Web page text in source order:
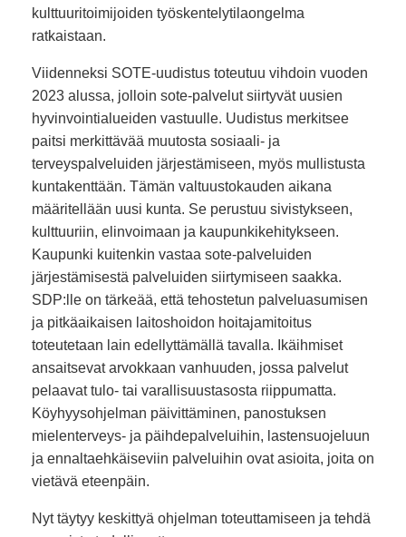
kulttuuritoimijoiden työskentelytilaongelma
ratkaistaan.
Viidenneksi SOTE-uudistus toteutuu vihdoin vuoden
2023 alussa, jolloin sote-palvelut siirtyvät uusien
hyvinvointialueiden vastuulle. Uudistus merkitsee
paitsi merkittävää muutosta sosiaali- ja
terveyspalveluiden järjestämiseen, myös mullistusta
kuntakenttään. Tämän valtuustokauden aikana
määritellään uusi kunta. Se perustuu sivistykseen,
kulttuuriin, elinvoimaan ja kaupunkikehitykseen.
Kaupunki kuitenkin vastaa sote-palveluiden
järjestämisestä palveluiden siirtymiseen saakka.
SDP:lle on tärkeää, että tehostetun palveluasumisen
ja pitkäaikaisen laitoshoidon hoitajamitoitus
toteutetaan lain edellyttämällä tavalla. Ikäihmiset
ansaitsevat arvokkaan vanhuuden, jossa palvelut
pelaavat tulo- tai varallisuustasosta riippumatta.
Köyhyysohjelman päivittäminen, panostuksen
mielenterveys- ja päihdepalveluihin, lastensuojeluun
ja ennaltaehkäiseviin palveluihin ovat asioita, joita on
vietävä eteenpäin.
Nyt täytyy keskittyä ohjelman toteuttamiseen ja tehdä